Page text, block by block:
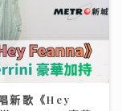
新歌《Hey